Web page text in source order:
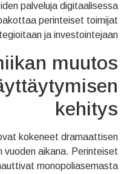
palveluja digitaalisessa
perinteiset toimijat
ja investointejaan.
muutos
kehitys
kokeneet dramaattisen
vuoden aikana. Perinteiset
monopoliasemasta